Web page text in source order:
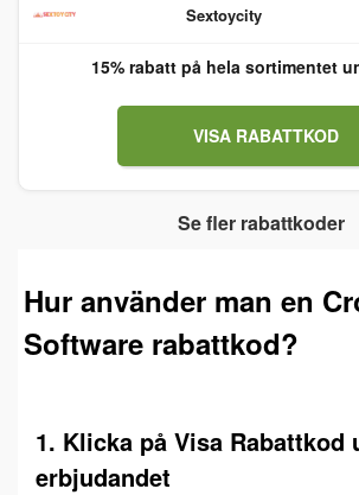
Sextoycity
15% rabatt på hela sortimentet
VISA RABATTKOD
Se fler rabattkoder
Hur använder man en
Software rabattkod?
1. Klicka på Visa Rabattkod
erbjudandet